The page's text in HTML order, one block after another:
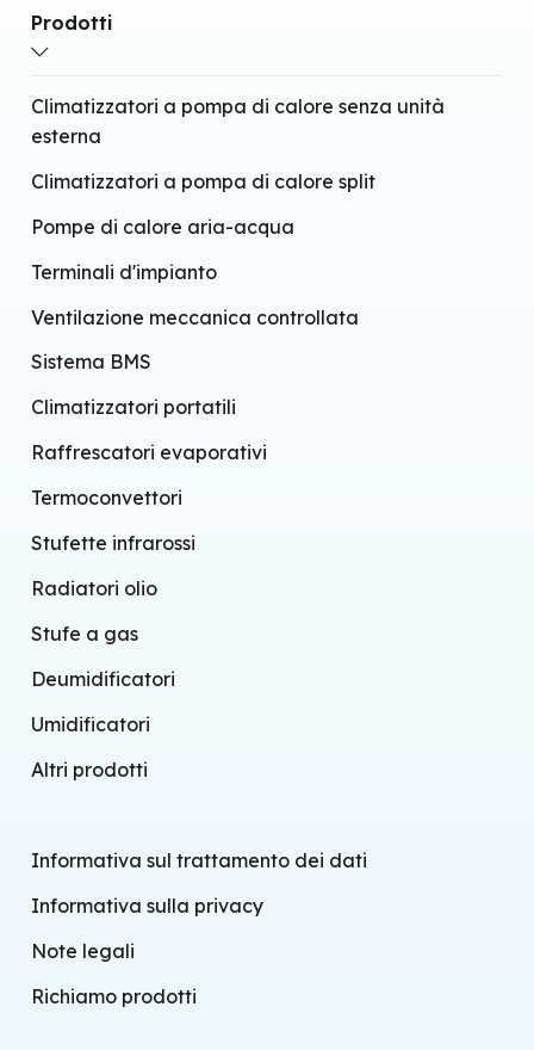
Prodotti
Climatizzatori a pompa di calore senza unità
esterna
Climatizzatori a pompa di calore split
Pompe di calore aria-acqua
Terminali d'impianto
Ventilazione meccanica controllata
Sistema BMS
Climatizzatori portatili
Raffrescatori evaporativi
Termoconvettori
Stufette infrarossi
Radiatori olio
Stufe a gas
Deumidificatori
Umidificatori
Altri prodotti
Informativa sul trattamento dei dati
Informativa sulla privacy
Note legali
Richiamo prodotti